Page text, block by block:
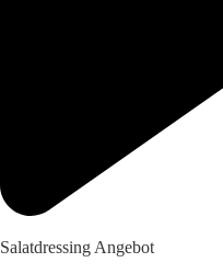
Salatdressing Angebot